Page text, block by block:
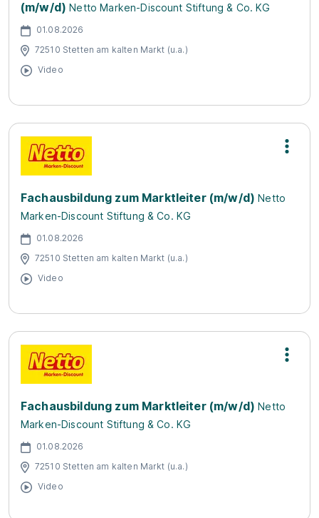
(m/w/d) Netto Marken-Discount Stiftung & Co. KG
01.08.2026
72510 Stetten am kalten Markt (u.a.)
Video
Fachausbildung zum Marktleiter (m/w/d) Netto
Marken-Discount Stiftung & Co. KG
01.08.2026
72510 Stetten am kalten Markt (u.a.)
Video
Fachausbildung zum Marktleiter (m/w/d) Netto
Marken-Discount Stiftung & Co. KG
01.08.2026
72510 Stetten am kalten Markt (u.a.)
Video